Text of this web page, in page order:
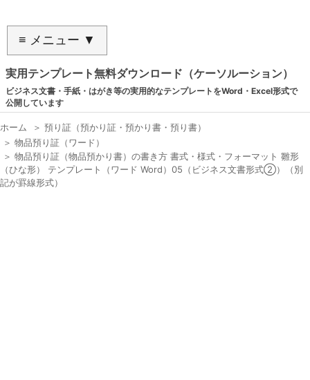
≡ メニュー ▼
実用テンプレート無料ダウンロード（ケーソルーション）
ビジネス文書・手紙・はがき等の実用的なテンプレートをWord・Excel形式で
公開しています
ホーム ＞ 預り証（預かり証・預かり書・預り書）
＞ 物品預り証（ワード）
＞ 物品預り証（物品預かり書）の書き方 書式・様式・フォーマット 雛形
（ひな形） テンプレート（ワード Word）05（ビジネス文書形式②）（別
記が罫線形式）